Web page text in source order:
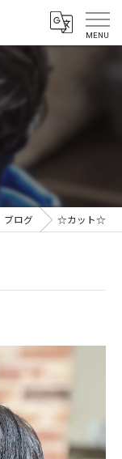
ブログ ☆カット☆